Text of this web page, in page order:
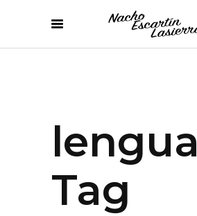
lengua
Tag